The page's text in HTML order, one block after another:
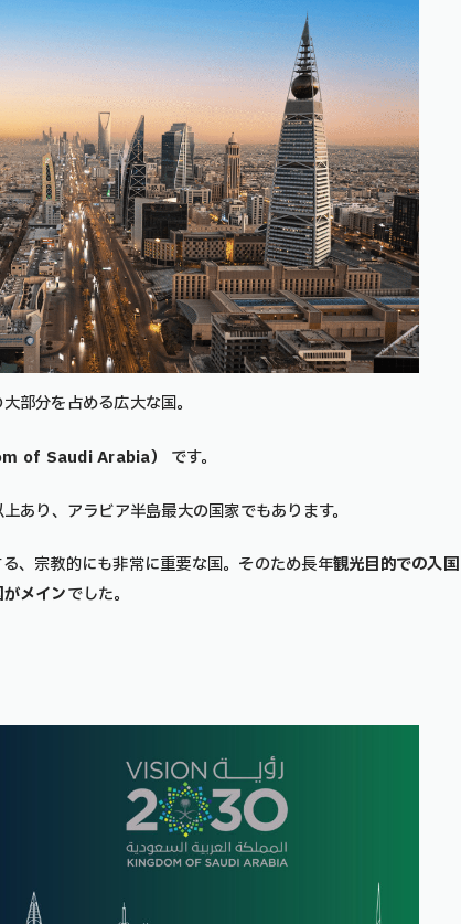
部分を占める広大な国。
of Saudi Arabia） です。
あり、アラビア半島最大の国家でもあります。
、宗教的にも非常に重要な国。そのため長年観光目的での入国
メインでした。